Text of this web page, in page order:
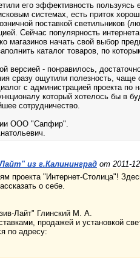
его эффективность
системах, есть приток
поставкой светильников
Сейчас популярность
магазинов начать свой выбор
каталог товаров, по
версией - понравилось,
сразу ощутили полезность,
с администрацией проекта
который хотелось бы в
сотрудничество.
ООО "Сапфир".
из г.Калининград от 2011-
проекта "Интернет-Столица"!
о себе.
Лайт" Глинский М. А.
продажей и установкой
по адресу: